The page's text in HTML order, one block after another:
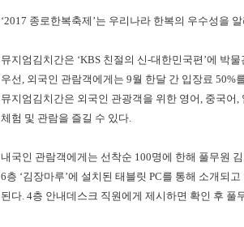
‘2017 종로한복축제’는 우리나라 한복의 우수성을
뮤지엄김치간은 ‘KBS 친절의 신-대한민국편’에 박
우선, 외국인 관람객에게는 9월 한달 간 입장료 50%
뮤지엄김치간은 외국인 관광객을 위한 영어, 중국어
체험 및 관람을 즐길 수 있다.
내국인 관람객에게는 선착순 100명에 한해 풀무원
6층 ‘김장마루’에 설치된 태블릿 PC를 통해 소개되
된다. 4층 안내데스크 직원에게 제시하면 확인 후 풀